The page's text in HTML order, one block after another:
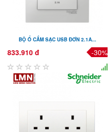
BỘ Ổ CẮM SẠC USB ĐƠN 2.1A...
833.910 đ -30%